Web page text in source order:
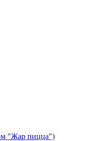
"Жар пицца")